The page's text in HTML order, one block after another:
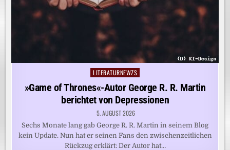
Posted
LITERATURNEWZS
»Game of Thrones«-Autor George R. R. Martin
berichtet von Depressionen
5. AUGUST 2026
Sechs Monate lang gab George R. R. Martin in seinem Blog
kein Update. Nun hat er seinen Fans den zwischenzeitlichen
Rückzug erklärt: Der Autor hat…